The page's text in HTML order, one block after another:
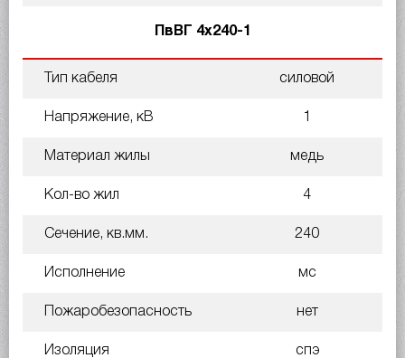
ПвВГ 4х240-1
Тип кабеля силовой
Напряжение, кВ 1
Материал жилы медь
Кол-во жил 4
Сечение, кв.мм. 240
Исполнение мс
Пожаробезопасность нет
Изоляция спэ